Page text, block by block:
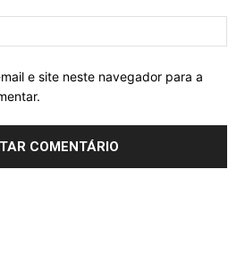
e site neste navegador para a